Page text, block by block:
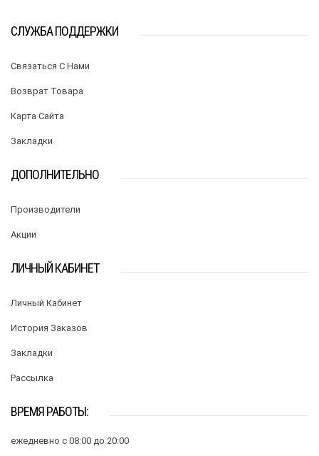
СЛУЖБА ПОДДЕРЖКИ
Связаться С Нами
Возврат Товара
Карта Сайта
Закладки
ДОПОЛНИТЕЛЬНО
Производители
Акции
ЛИЧНЫЙ КАБИНЕТ
Личный Кабинет
История Заказов
Закладки
Рассылка
ВРЕМЯ РАБОТЫ:
ежедневно с 08:00 до 20:00